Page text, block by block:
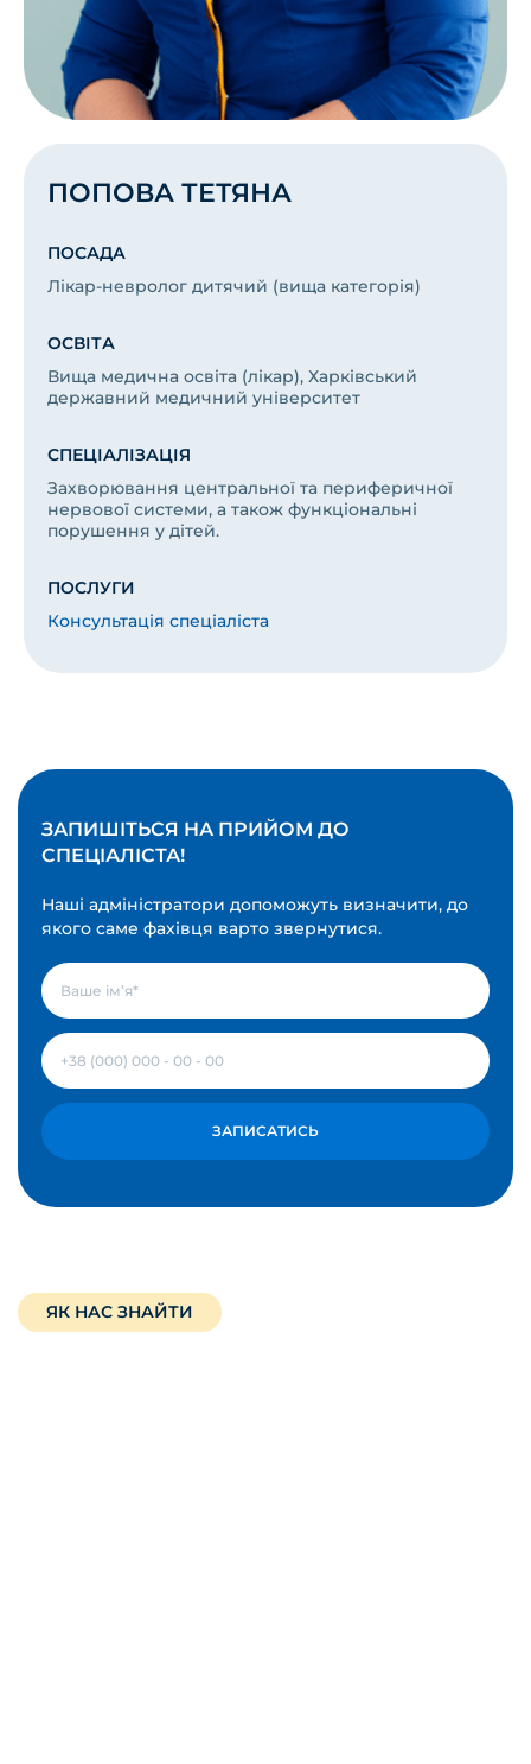
ПОПОВА ТЕТЯНА
ПОСАДА
Лікар-невролог дитячий (вища категорія)
ОСВІТА
Вища медична освіта (лікар), Харківський
державний медичний університет
СПЕЦІАЛІЗАЦІЯ
Захворювання центральної та периферичної
нервової системи, а також функціональні
порушення у дітей.
ПОСЛУГИ
Консультація спеціаліста
ЗАПИШІТЬСЯ НА ПРИЙОМ ДО
СПЕЦІАЛІСТА!
Наші адміністратори допоможуть визначити, до
якого саме фахівця варто звернутися.
ЗАПИСАТИСЬ
ЯК НАС ЗНАЙТИ